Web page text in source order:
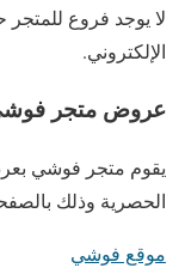
لا يوجد فروع
الإلكتروني.
عروض متجر
يقوم متجر فوشي
الحصرية وذلك
موقع فوشي